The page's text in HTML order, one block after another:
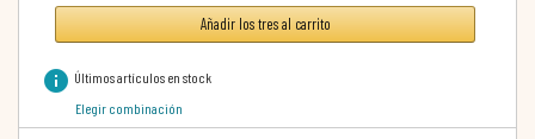
Añadir los tres al carrito
info Últimos artículos en stock
Elegir combinación